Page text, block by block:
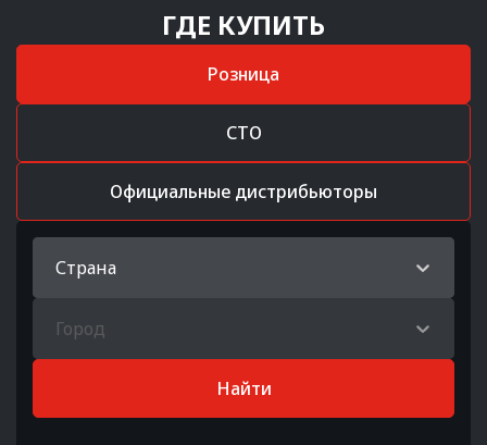
ГДЕ КУПИТЬ
Розница
СТО
Официальные дистрибьюторы
Страна
Город
Найти